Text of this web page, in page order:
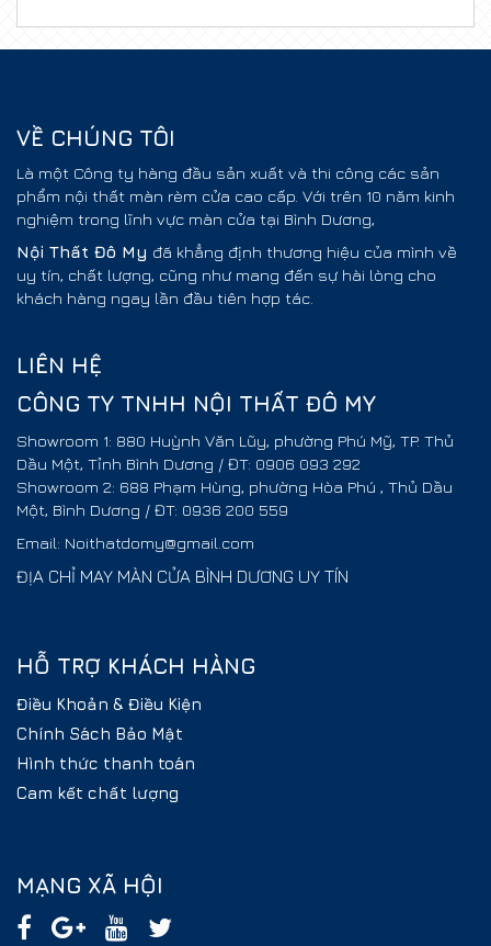
VỀ CHÚNG TÔI
Là một Công ty hàng đầu sản xuất và thi công các sản
phẩm nội thất màn rèm cửa cao cấp. Với trên 10 năm kinh
nghiệm trong lĩnh vực màn cửa tại Bình Dương,
Nội Thất Đô My đã khẳng định thương hiệu của mình về
uy tín, chất lượng, cũng như mang đến sự hài lòng cho
khách hàng ngay lần đầu tiên hợp tác.
LIÊN HỆ
CÔNG TY TNHH NỘI THẤT ĐÔ MY
Showroom 1: 880 Huỳnh Văn Lũy, phường Phú Mỹ, TP. Thủ
Dầu Một, Tỉnh Bình Dương / ĐT: 0906 093 292
Showroom 2: 688 Phạm Hùng, phường Hòa Phú , Thủ Dầu
Một, Bình Dương / ĐT: 0936 200 559
Email: Noithatdomy@gmail.com
ĐỊA CHỈ MAY MÀN CỬA BÌNH DƯƠNG UY TÍN
HỖ TRỢ KHÁCH HÀNG
Điều Khoản & Điều Kiện
Chính Sách Bảo Mật
Hình thức thanh toán
Cam kết chất lượng
MẠNG XÃ HỘI